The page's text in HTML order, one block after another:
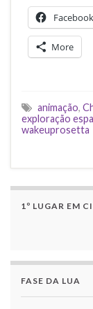
Facebook
More
animação,
exploração
wakeuprosetta
1º LUGAR EM
FASE DA LUA